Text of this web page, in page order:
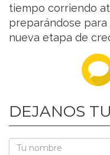
tiempo corriendo
preparándose
nueva etapa de
DEJANOS